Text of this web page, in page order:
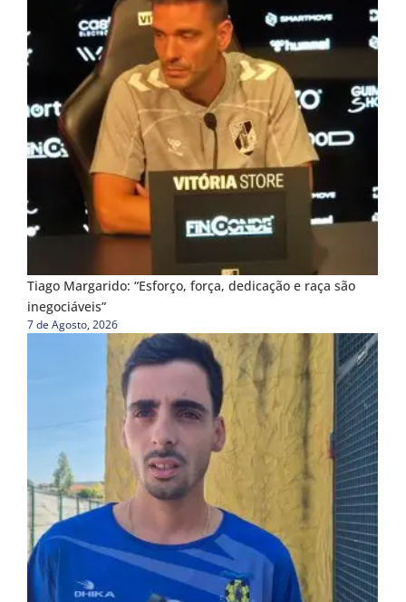
Tiago Margarido: “Esforço, força, dedicação e raça são
inegociáveis”
7 de Agosto, 2026